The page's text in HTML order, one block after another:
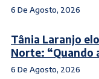
6 De Agosto, 2026
Tânia Laranjo
Norte: “Quando
6 De Agosto, 2026